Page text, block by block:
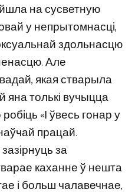
на сусветную
у непрытомнасці,
здольнасцю
Але
якая стварыла
яна толькі вучыцца
«І ўвесь гонар у
працай.
за
каханне ў нешта
і больш чалавечнае,